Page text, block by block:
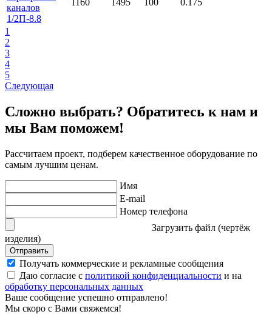
каналов
1/2П-8.8
1160 1495 100 0.175
1
2
3
4
5
Следующая
Сложно выбрать? Обратитесь к нам и
мы Вам поможем!
Рассчитаем проект, подберем качественное оборудование по
самым лучшим ценам.
Имя
E-mail
Номер телефона
Загрузить файл (чертёж
изделия)
Отправить
Получать коммерческие и рекламные сообщения
Даю согласие с политикой конфиденциальности и на
обработку персональных данных
Ваше сообщение успешно отправлено!
Мы скоро с Вами свяжемся!